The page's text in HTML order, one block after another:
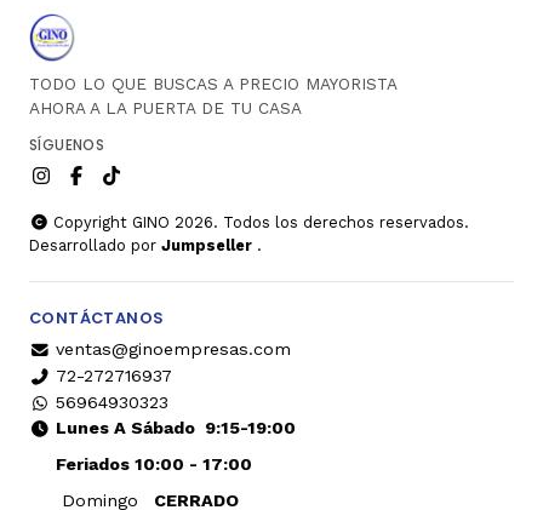
TODO LO QUE BUSCAS A PRECIO MAYORISTA
AHORA A LA PUERTA DE TU CASA
SÍGUENOS
Copyright GINO 2026. Todos los derechos reservados.
Desarrollado por Jumpseller .
CONTÁCTANOS
ventas@ginoempresas.com
72-272716937
56964930323
Lunes A Sábado9:15-19:00
Feriados 10:00 - 17:00
Domingo
CERRADO